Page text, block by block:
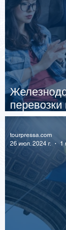
рекорды
tourpressa.com
26 июл. 2024 г.
1